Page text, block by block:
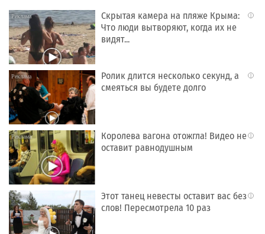
i
Скрытая камера на пляже Крыма:
Что люди вытворяют, когда их не
видят...
i
Ролик длится несколько секунд, а
смеяться вы будете долго
i
Королева вагона отожгла! Видео не
оставит равнодушным
i
Этот танец невесты оставит вас без
слов! Пересмотрела 10 раз